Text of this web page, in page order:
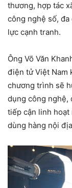
thương, hợp tác
công nghệ số, đa
lực cạnh tranh.
Ông Võ Văn
điện tử Việt Nam
chương trình sẽ
dụng công nghệ,
tiếp cận linh
dùng hàng nội